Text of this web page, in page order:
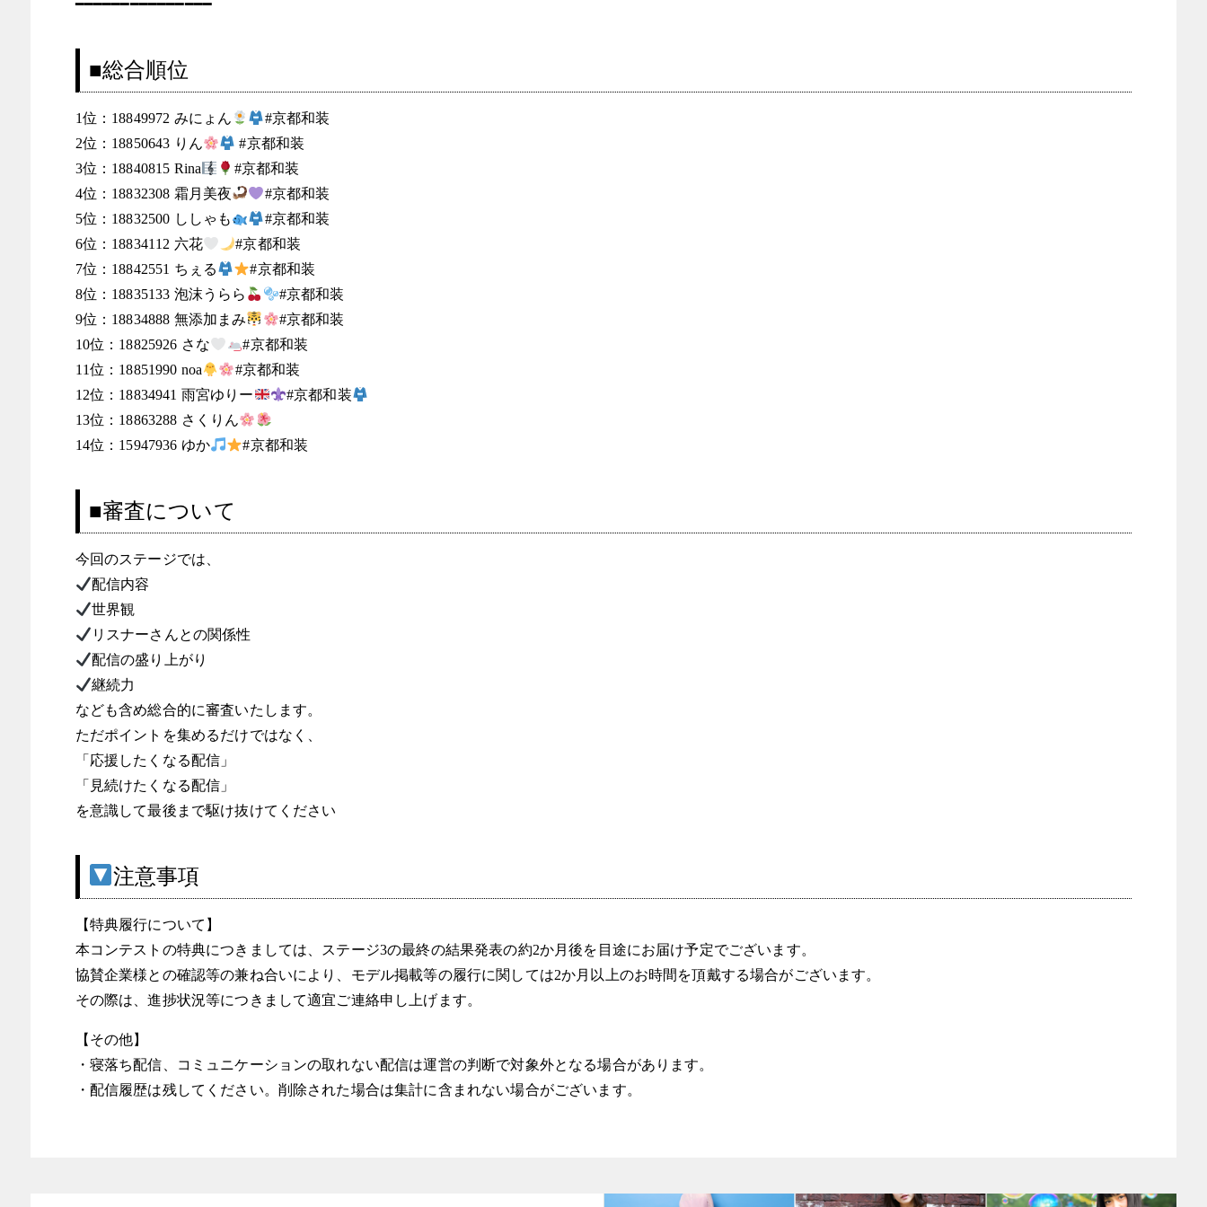
━━━━━━━━━━━━━━━
■総合順位
1位：18849972 みにょん
#京都和装
2位：18850643 りん
#京都和装
3位：18840815 Rina
#京都和装
4位：18832308 霜月美夜
#京都和装
5位：18832500 ししゃも
#京都和装
6位：18834112 六花
#京都和装
7位：18842551 ちぇる
#京都和装
8位：18835133 泡沫うらら
#京都和装
9位：18834888 無添加まみ
#京都和装
10位：18825926 さな
#京都和装
11位：18851990 noa
#京都和装
12位：18834941 雨宮ゆりー
#京都和装
13位：18863288 さくりん
14位：15947936 ゆか
#京都和装
■審査について
今回のステージでは、
配信内容
世界観
リスナーさんとの関係性
配信の盛り上がり
継続力
なども含め総合的に審査いたします。
ただポイントを集めるだけではなく、
「応援したくなる配信」
「見続けたくなる配信」
を意識して最後まで駆け抜けてください
注意事項
【特典履行について】
本コンテストの特典につきましては、ステージ3の最終の結果発表の約2か月後を目途にお届け予定でございます。
協賛企業様との確認等の兼ね合いにより、モデル掲載等の履行に関しては2か月以上のお時間を頂戴する場合がございます。
その際は、進捗状況等につきまして適宜ご連絡申し上げます。
【その他】
・寝落ち配信、コミュニケーションの取れない配信は運営の判断で対象外となる場合があります。
・配信履歴は残してください。削除された場合は集計に含まれない場合がございます。